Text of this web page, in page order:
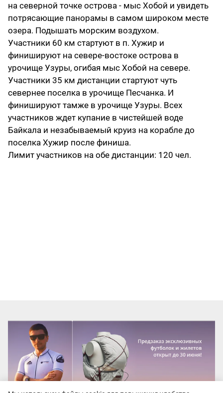
на северной точке острова - мыс Хобой и увидеть
потрясающие панорамы в самом широком месте
озера. Подышать морским воздухом.
Участники 60 км стартуют в п. Хужир и
финишируют на севере-востоке острова в
урочище Узуры, огибая мыс Хобой на севере.
Участники 35 км дистанции стартуют чуть
севернее поселка в урочище Песчанка. И
финишируют тамже в урочище Узуры. Всех
участников ждет купание в чистейшей воде
Байкала и незабываемый круиз на корабле до
поселка Хужир после финиша.
Лимит участников на обе дистанции: 120 чел.